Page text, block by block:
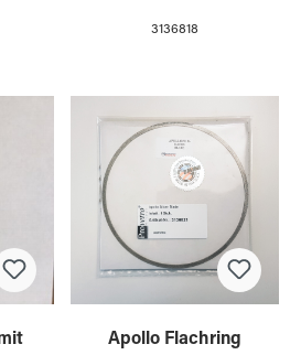
3136818
Apollo Flachring